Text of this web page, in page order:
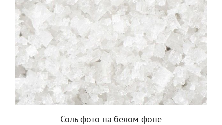
Соль фото на белом фоне